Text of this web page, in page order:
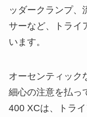
ッダークランプ、
サーなど、トライ
います。
オーセンティック
細心の注意を払っ
400 XCは、トラ